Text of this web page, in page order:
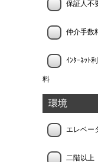
保証人不
仲介手数
ｲﾝﾀｰﾈｯﾄ
料
環境
エレベー
二階以上